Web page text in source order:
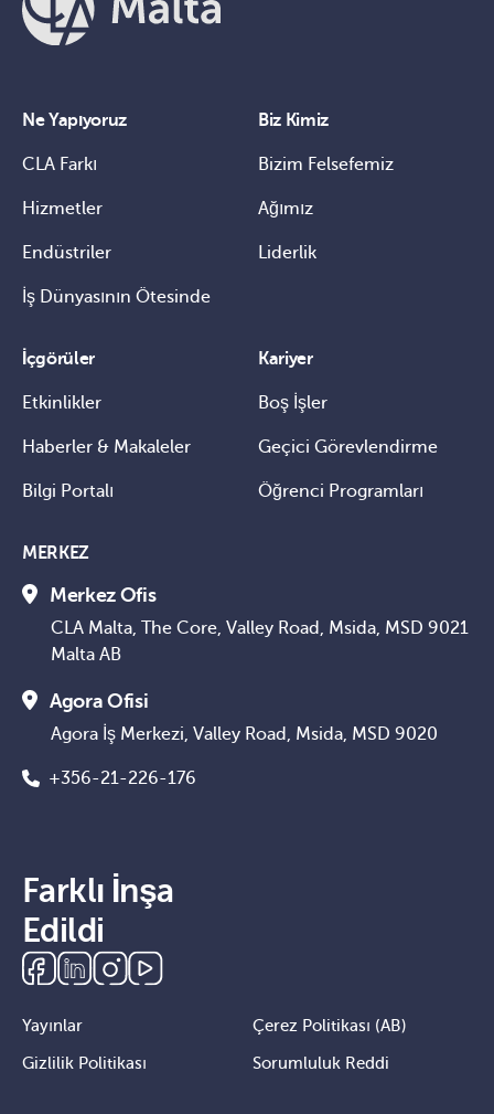
Ne Yapıyoruz
CLA Farkı
Hizmetler
Endüstriler
İş Dünyasının Ötesinde
Biz Kimiz
Bizim Felsefemiz
Ağımız
Liderlik
İçgörüler
Etkinlikler
Haberler & Makaleler
Bilgi Portalı
Kariyer
Boş İşler
Geçici Görevlendirme
Öğrenci Programları
MERKEZ
Merkez Ofis
CLA Malta, The Core, Valley Road, Msida, MSD 9021
Malta AB
Agora Ofisi
Agora İş Merkezi, Valley Road, Msida, MSD 9020
+356-21-226-176
Farklı İnşa
Edildi
Yayınlar Çerez Politikası (AB)
Gizlilik Politikası Sorumluluk Reddi